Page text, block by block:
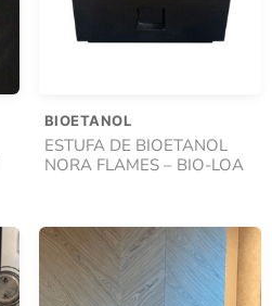
BIOETANOL
ESTUFA DE BIOETANOL
NORA FLAMES – BIO-LOA